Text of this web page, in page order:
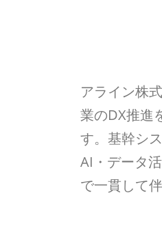
アライン株
業のDX推進
す。基幹シ
AI・データ
で一貫して